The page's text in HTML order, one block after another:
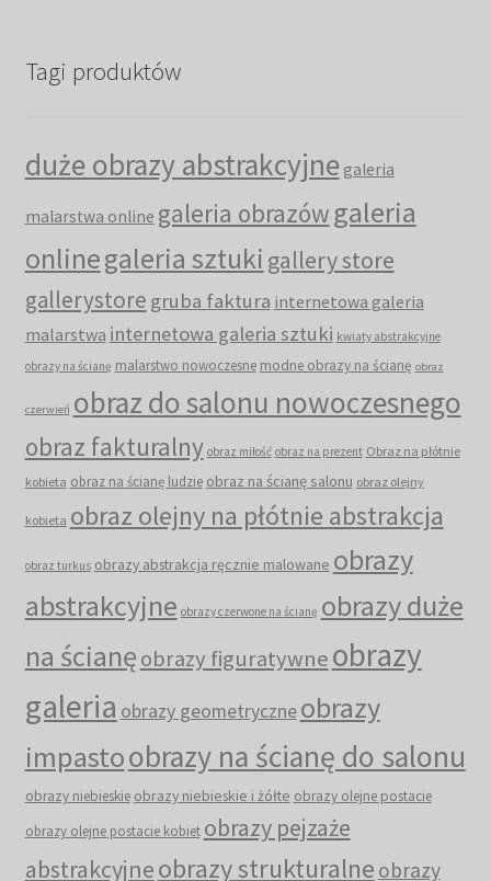
Tagi produktów
duże obrazy abstrakcyjne galeria
malarstwa online galeria obrazów galeria
onlinegaleria sztuki gallery store
gallerystore gruba faktura internetowa galeria
malarstwa internetowa galeria sztuki kwiaty abstrakcyjne
obrazy na ścianę malarstwo nowoczesne modne obrazy na ścianę obraz
czerwień obraz do salonu nowoczesnego
obraz fakturalny obraz miłość obraz na prezent Obraz na płótnie
kobieta obraz na ścianę ludzie obraz na ścianę salonu obraz olejny
kobieta obraz olejny na płótnie abstrakcja
obraz turkus obrazy abstrakcja ręcznie malowane obrazy
abstrakcyjne obrazy czerwone na ścianę obrazy duże
na ścianęobrazy figuratywneobrazy
galeria obrazy geometryczneobrazy
impastoobrazy na ścianę do salonu
obrazy niebieskie obrazy niebieskie i żółte obrazy olejne postacie
obrazy olejne postacie kobiet obrazy pejzaże
abstrakcyjneobrazy strukturalne obrazy